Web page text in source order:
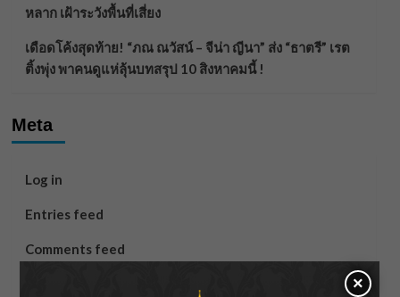
หลาก เฝ้าระวังพื้นที่เสี่ยง
เดือดโค้งสุดท้าย! “ภณ ณวัสน์ – จีน่า ญีนา” ส่ง “ธาตรี” เรต
ติ้งพุ่ง พาคนดูแห่ลุ้นบทสรุป 10 สิงหาคมนี้ !
Meta
Log in
Entries feed
Comments feed
×